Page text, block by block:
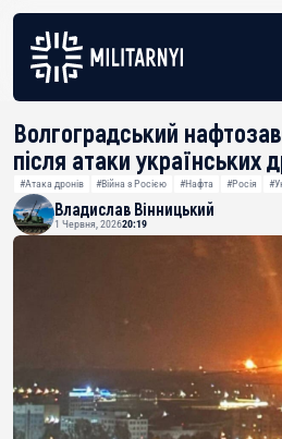
Волгоградський
після атаки українських
#Атака дронів #Війна з Росією #Нафта #Росія
Владислав Вінницький
1 Червня, 202620:19